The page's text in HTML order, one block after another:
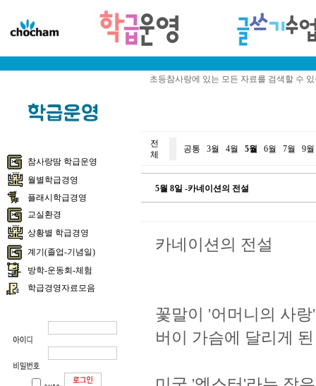
초등참사랑에 있는 모든 자료를 검색할 수
참사랑땀 학급운영
월별학급경영
플래시학급경영
교실환경
상황별 학급경영
계기(졸업-기념일)
방학-운동회-체험
학급경영자료모음
전
체
공통 3월 4월 5월 6월 7월 9월
5월 8일 -카네이션의 전설
카네이션의 전설
꽃말이 '어머니의 사
버이 가슴에 달리게